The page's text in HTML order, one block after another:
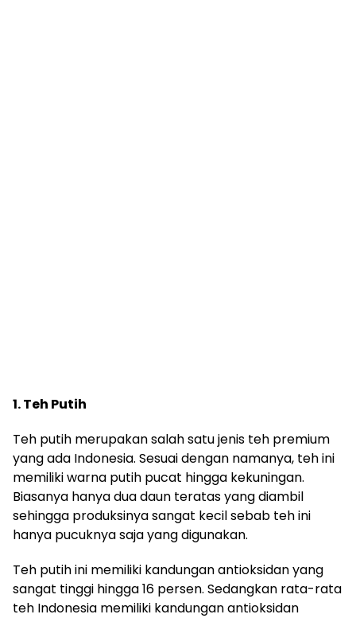
1. Teh Putih
Teh putih merupakan salah satu jenis teh premium
yang ada Indonesia. Sesuai dengan namanya, teh ini
memiliki warna putih pucat hingga kekuningan.
Biasanya hanya dua daun teratas yang diambil
sehingga produksinya sangat kecil sebab teh ini
hanya pucuknya saja yang digunakan.
Teh putih ini memiliki kandungan antioksidan yang
sangat tinggi hingga 16 persen. Sedangkan rata-rata
teh Indonesia memiliki kandungan antioksidan